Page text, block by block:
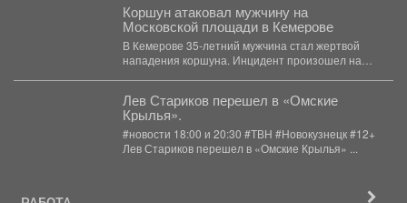
Коршун атаковал мужчину на
Московской площади в Кемерове
В Кемерове 35-летний мужчина стал жертвой
нападения коршуна. Инцидент произошел на
Лев Стариков перешел в «Омские
Крылья».
#новости 18:00 и 20:30 #ТВН #Новокузнецк #12+
Лев Стариков перешел в «Омские Крылья» ...